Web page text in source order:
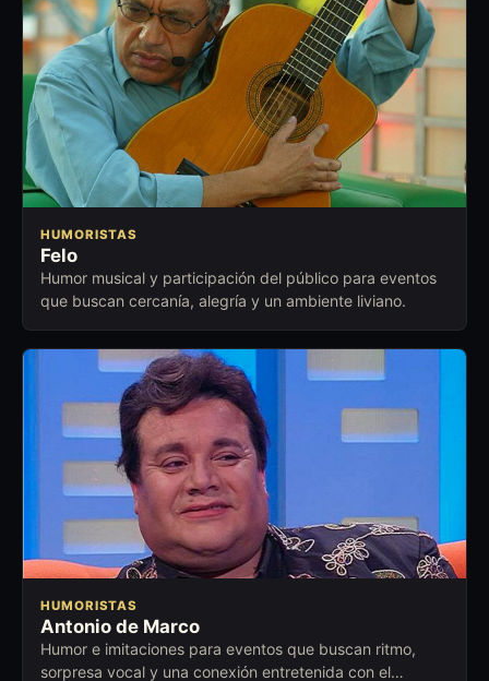
HUMORISTAS
Felo
Humor musical y participación del público para eventos
que buscan cercanía, alegría y un ambiente liviano.
HUMORISTAS
Antonio de Marco
Humor e imitaciones para eventos que buscan ritmo,
sorpresa vocal y una conexión entretenida con el